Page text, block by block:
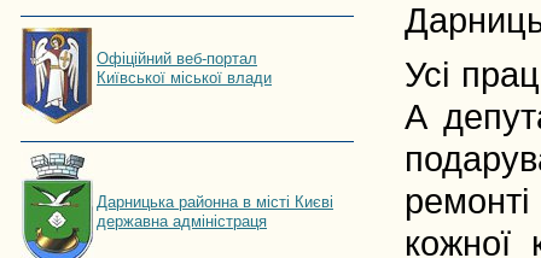
Офіційний веб-портал
Київської міської влади
Дарницька районна в місті Києві
державна адміністраця
Усі
А
кожної